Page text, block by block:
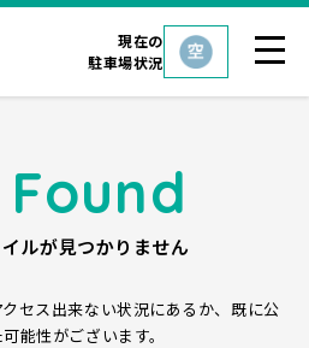
現在の
駐車場状況
ルが見つかりません
セス出来ない状況にあるか、既に公
能性がございます。